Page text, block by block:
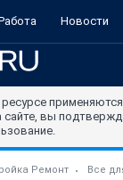
Новости
вы
Ремонт Все